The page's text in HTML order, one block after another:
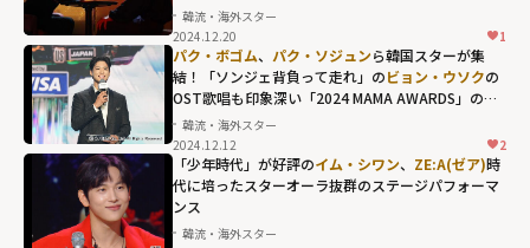
韓流・海外スター
2024.12.20
1
パク・ボゴム、 パク・ソジュンら韓国スターが集
結！「ソンジェ背負って走れ」のビョン・ウソクの
OST歌唱も印象深い「2024 MAMA AWARDS」の名
場面
韓流・海外スター
2024.12.12
2
「少年時代」が好評のイム・シワン、 ZE:A(ゼア)時
代に培ったスターオーラ抜群のステージパフォーマ
ンス
韓流・海外スター